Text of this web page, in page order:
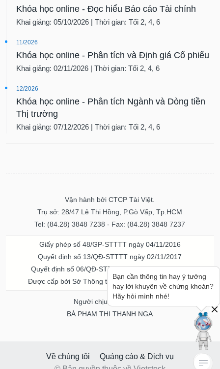
Khóa học online - Đọc hiểu Báo cáo Tài chính
Khai giảng: 05/10/2026 | Thời gian: Tối 2, 4, 6
11/2026
Khóa học online - Phân tích và Định giá Cổ phiếu
Khai giảng: 02/11/2026 | Thời gian: Tối 2, 4, 6
12/2026
Khóa học online - Phân tích Ngành và Dòng tiền
Thị trường
Khai giảng: 07/12/2026 | Thời gian: Tối 2, 4, 6
Vận hành bởi CTCP Tài Việt.
Trụ sở: 28/47 Lê Thị Hồng, P.Gò Vấp, Tp.HCM
Tel: (84.28) 3848 7238 - Fax: (84.28) 3848 7237
Giấy phép số 48/GP-STTTT ngày 04/11/2016
Quyết định số 13/QĐ-STTTT ngày 02/11/2017
Quyết định số 06/QĐ-STTTT-ICP ngày 20/07/2023
Được cấp bởi Sở Thông tin và Truyền thông TPHCM
Người chịu trách nhiệm
BÀ PHẠM THỊ THANH NGA
Về chúng tôi
Quảng cáo & Dịch vụ
Bạn cần thông tin hay ý tưởng
hay lời khuyên về chứng khoán?
Hãy hỏi mình nhé!